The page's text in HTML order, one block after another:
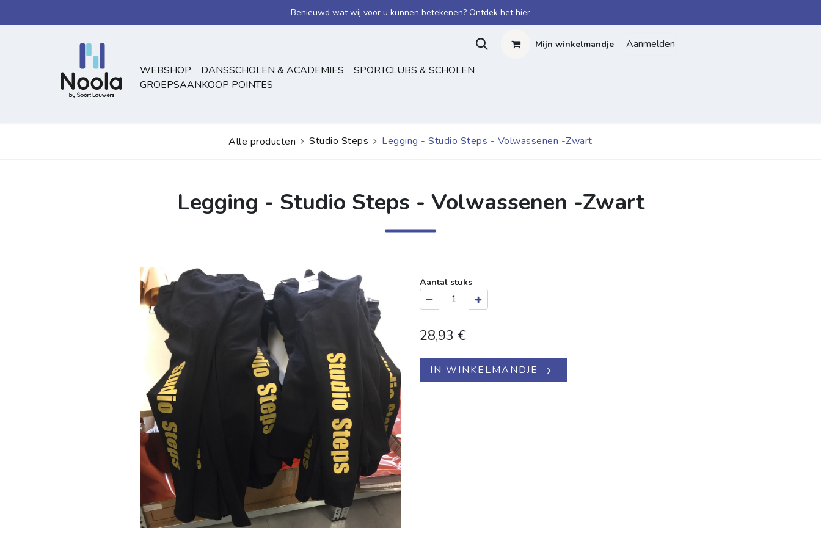
Benieuwd wat wij voor u kunnen betekenen? Ontdek het hier
Mijn winkelmandje
Aanmelden
WEBSHOP
DANSSCHOLEN & ACADEMIES
SPORTCLUBS & SCHOLEN
GROEPSAANKOOP POINTES
Alle producten Studio Steps Legging - Studio Steps - Volwassenen -Zwart
Legging - Studio Steps - Volwassenen -Zwart
Aantal stuks
28,93 €
IN WINKELMANDJE